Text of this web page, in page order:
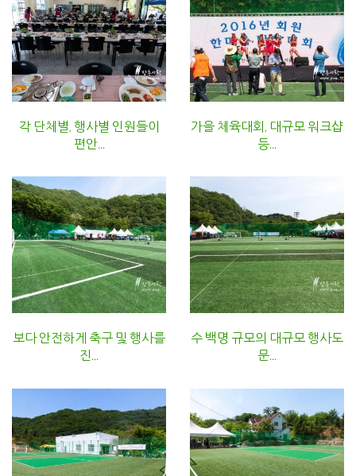
각 단체별, 행사별 인원들이
편안...
가을 체육대회, 대규모 워크샵
등...
보다 안전하게 축구 및 행사를
진...
수 백명 규모의 대규모 행사도
문...